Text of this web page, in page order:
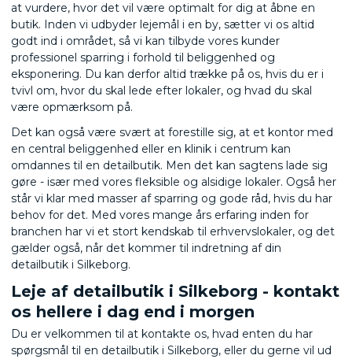
at vurdere, hvor det vil være optimalt for dig at åbne en
butik. Inden vi udbyder lejemål i en by, sætter vi os altid
godt ind i området, så vi kan tilbyde vores kunder
professionel sparring i forhold til beliggenhed og
eksponering. Du kan derfor altid trække på os, hvis du er i
tvivl om, hvor du skal lede efter lokaler, og hvad du skal
være opmærksom på.
Det kan også være svært at forestille sig, at et kontor med
en central beliggenhed eller en klinik i centrum kan
omdannes til en detailbutik. Men det kan sagtens lade sig
gøre - især med vores fleksible og alsidige lokaler. Også her
står vi klar med masser af sparring og gode råd, hvis du har
behov for det. Med vores mange års erfaring inden for
branchen har vi et stort kendskab til erhvervslokaler, og det
gælder også, når det kommer til indretning af din
detailbutik i Silkeborg.
Leje af detailbutik i Silkeborg - kontakt
os hellere i dag end i morgen
Du er velkommen til at kontakte os, hvad enten du har
spørgsmål til en detailbutik i Silkeborg, eller du gerne vil ud